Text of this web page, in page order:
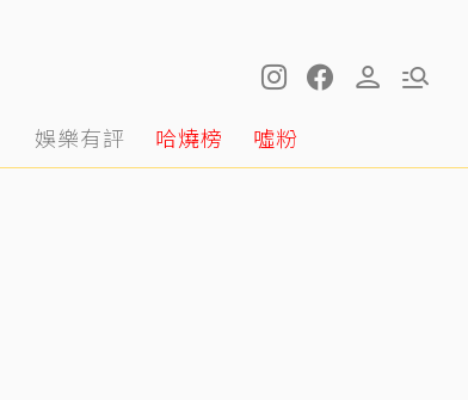
娛樂有評 哈燒榜 噓粉